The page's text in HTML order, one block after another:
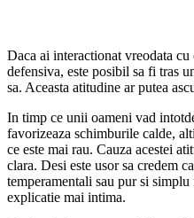
Daca ai interactionat vreodata
defensiva, este posibil sa fi tras
sa. Aceasta atitudine ar putea
In timp ce unii oameni vad
favorizeaza schimburile calde,
ce este mai rau. Cauza acestei
clara. Desi este usor sa credem
temperamentali sau pur si
explicatie mai intima.